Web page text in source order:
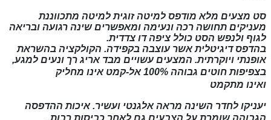
סט מצעים מלא מודפס למיטה זוגית למיטה מתכווננת
מעניקים תחושה רכה ונעימה ומאפשרים שינה רגועה ובריאה
לגוף ולנפש הסט כולל ציפה דו צדדית.
בהדפס דיגיטלית אשר עוצבה בקפידה. הקולקציה בהשראת
אופנתי ויוקרתית. המצעים עשויים מבד אריג רך ונעים למגע,
בצפיפות חוטים גבוהה 100% אל-קמט
אינו מחליק
ואינו מתקמט
יעניקו לחדר השינה מראה אלגנטי ועשיר. איכות ההדפסה